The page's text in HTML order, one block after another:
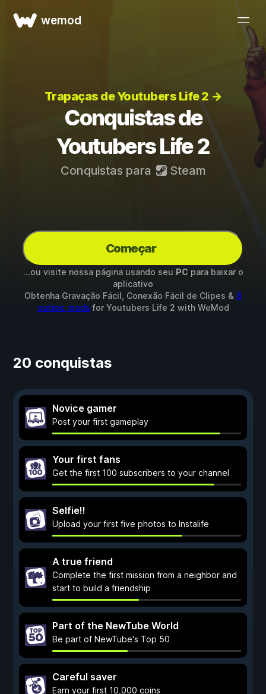
wemod
Trapaças de Youtubers Life 2 →
Conquistas de
Youtubers Life 2
Conquistas para Steam
Começar
...ou visite nossa página usando seu PC para baixar o
aplicativo
Obtenha Gravação Fácil, Conexão Fácil de Clipes & 8
outros mods for Youtubers Life 2 with WeMod
20 conquistas
Novice gamer
Post your first gameplay
Your first fans
Get the first 100 subscribers to your channel
Selfie!!
Upload your first five photos to Instalife
A true friend
Complete the first mission from a neighbor and
start to build a friendship
Part of the NewTube World
Be part of NewTube's Top 50
Careful saver
Earn your first 10,000 coins